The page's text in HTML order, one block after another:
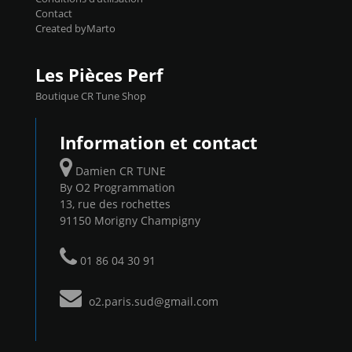
Contact
Created byMarto
Les Pièces Perf
Boutique CR Tune Shop
Information et contact
Damien CR TUNE
By O2 Programmation
13, rue des rochettes
91150 Morigny Champigny
01 86 04 30 91
o2.paris.sud@gmail.com